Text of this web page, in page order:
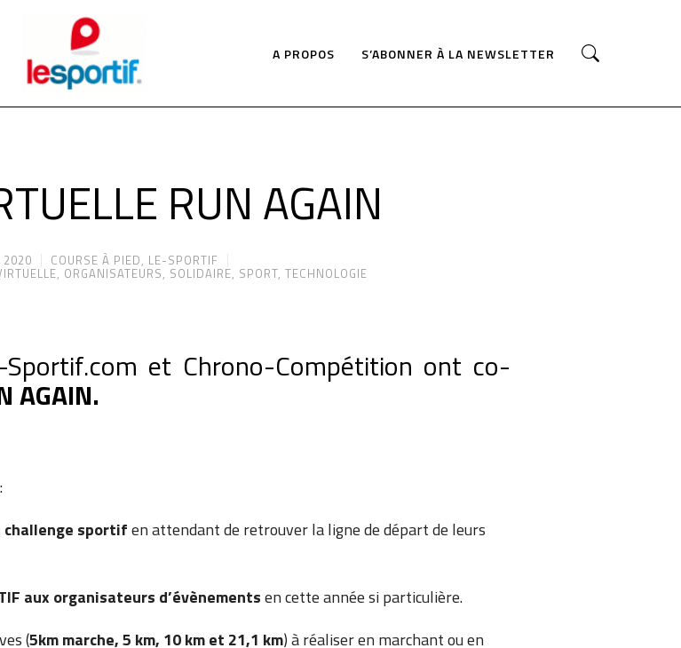
A PROPOS S’ABONNER À LA NEWSLETTER
RUN AGAIN
2020 COURSE À PIED, LE-SPORTIF
, ORGANISATEURS, SOLIDAIRE, SPORT,TECHNOLOGIE
et Chrono-Compétition ont co-
AGAIN.
sportifen attendant de retrouver la ligne de départ de leurs
aux organisateurs d’évènementsen cette année si particulière.
(5km marche, 5 km, 10 km et 21,1 km) à réaliser en marchant ou en